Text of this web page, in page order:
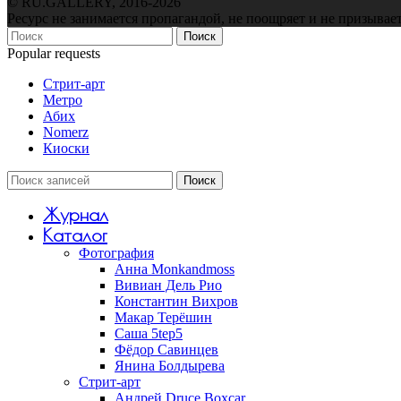
Ресурс не занимается пропагандой, не поощряет и не
Поиск
Popular requests
Стрит-арт
Метро
Абих
Nomerz
Киоски
Поиск
Журнал
Каталог
Фотография
Анна Monkandmoss
Вивиан Дель Рио
Константин Вихров
Макар Терёшин
Саша 5tep5
Фёдор Савинцев
Янина Болдырева
Стрит-арт
Андрей Druce Boxcar